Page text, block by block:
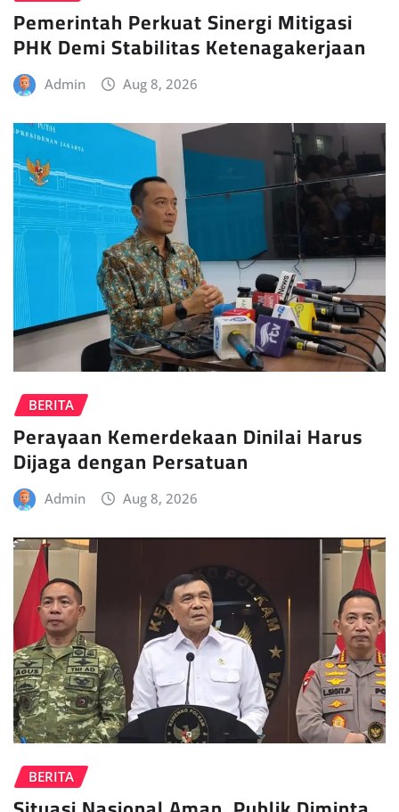
Pemerintah Perkuat Sinergi Mitigasi
PHK Demi Stabilitas Ketenagakerjaan
Admin Aug 8, 2026
BERITA
Perayaan Kemerdekaan Dinilai Harus
Dijaga dengan Persatuan
Admin Aug 8, 2026
BERITA